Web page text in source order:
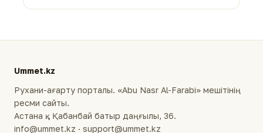
Ummet.kz
Рухани-ағарту порталы. «Abu Nasr Al-Farabi» мешітінің
ресми сайты.
Астана қ., Қабанбай батыр даңғылы, 36.
info@ummet.kz · support@ummet.kz